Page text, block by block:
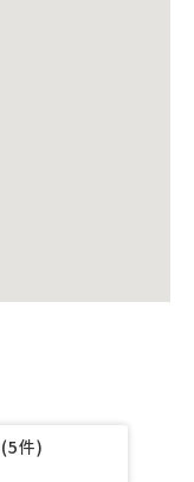
(5件)